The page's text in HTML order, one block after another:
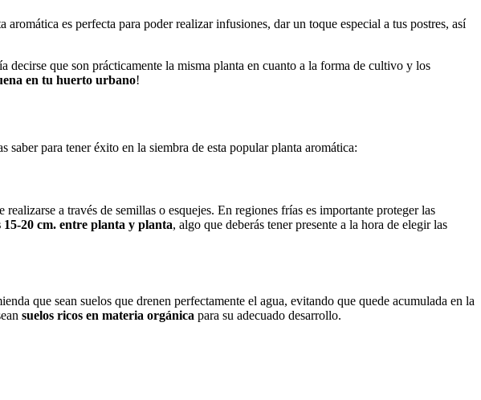
es perfecta para poder realizar infusiones, dar un toque especial a tus postres, así
decirse que son prácticamente la misma planta en cuanto a la forma de cultivo y los
en tu huerto urbano!
para tener éxito en la siembra de esta popular planta aromática:
a través de semillas o esquejes. En regiones frías es importante proteger las
15-20 cm. entre planta y planta, algo que deberás tener presente a la hora de elegir las
que sean suelos que drenen perfectamente el agua, evitando que quede acumulada en la
suelos ricos en materia orgánica para su adecuado desarrollo.